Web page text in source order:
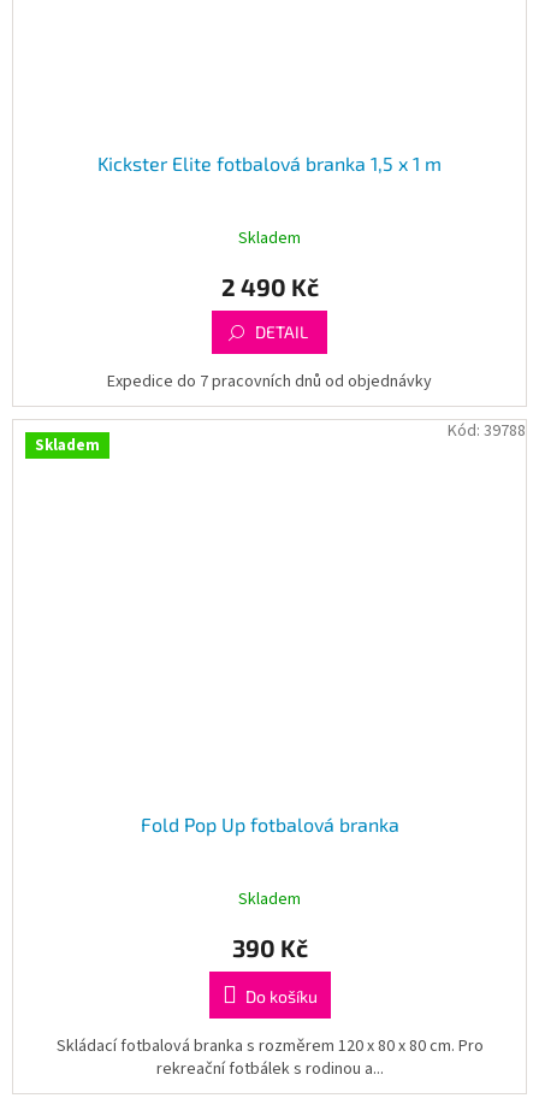
Kickster Elite fotbalová branka 1,5 x 1 m
Skladem
2 490 Kč
DETAIL
Expedice do 7 pracovních dnů od objednávky
Skladem
Fold Pop Up fotbalová branka
Skladem
390 Kč
Do košíku
Skládací fotbalová branka s rozměrem 120 x 80 x 80 cm. Pro
rekreační fotbálek s rodinou a...
Kód: 39788